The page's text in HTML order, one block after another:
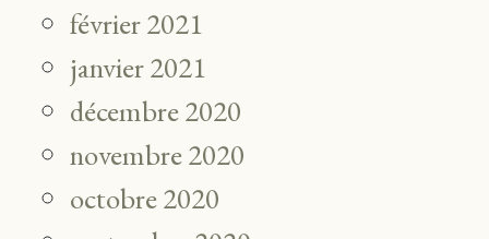
février 2021
janvier 2021
décembre 2020
novembre 2020
octobre 2020